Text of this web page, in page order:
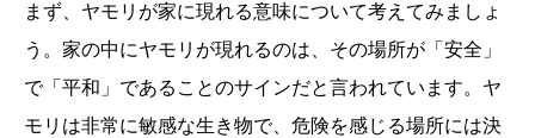
まず、ヤモリが家に現れる意味について考えてみましょ
う。家の中にヤモリが現れるのは、その場所が「安全」
で「平和」であることのサインだと言われています。ヤ
モリは非常に敏感な生き物で、危険を感じる場所には決